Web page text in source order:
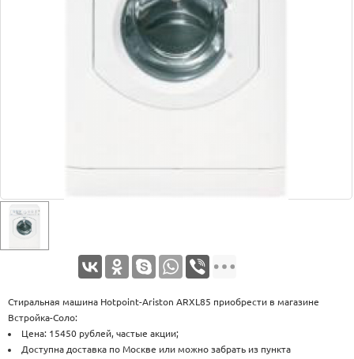
Cтиральная машина Hotpoint-Ariston ARXL85 приобрести в магазине
Встройка-Соло:
Цена: 15450 рублей, частые акции;
Доступна доставка по Москве или можно забрать из пункта